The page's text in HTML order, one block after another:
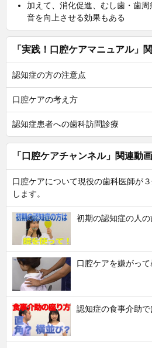
加えて、消化促進、むし歯・歯
音を向上させる効果もある
「実践！口腔ケアマニュアル」
認知症の方の注意点
口腔ケアの考え方
認知症患者への歯科訪問診療
「口腔ケアチャンネル」関連動画
口腔ケアについて現役の歯科医師が
します。
初期の認知症の人
口腔ケアを嫌がっ
認知症の食事介助